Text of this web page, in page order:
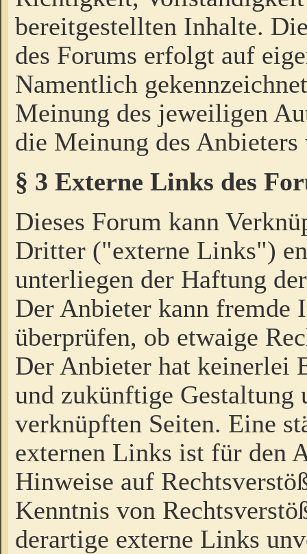
bereitgestellten Inhalte.
des Forums erfolgt auf
Namentlich
Meinung des jeweiligen
die Meinung des Anbieters
§ 3 Externe Links des
Dieses Forum kann
Dritter ("externe Links")
unterliegen der Haftung
Der Anbieter kann fremde
überprüfen, ob etwaige
Der Anbieter hat keinerlei
und zukünftige Gestaltung
verknüpften Seiten. Eine
externen Links ist für den
Hinweise auf
Kenntnis von
derartige externe Links